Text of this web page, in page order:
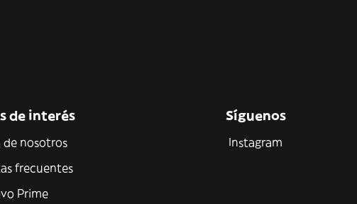
de interés
de nosotros
frecuentes
Prime
Síguenos
Instagram